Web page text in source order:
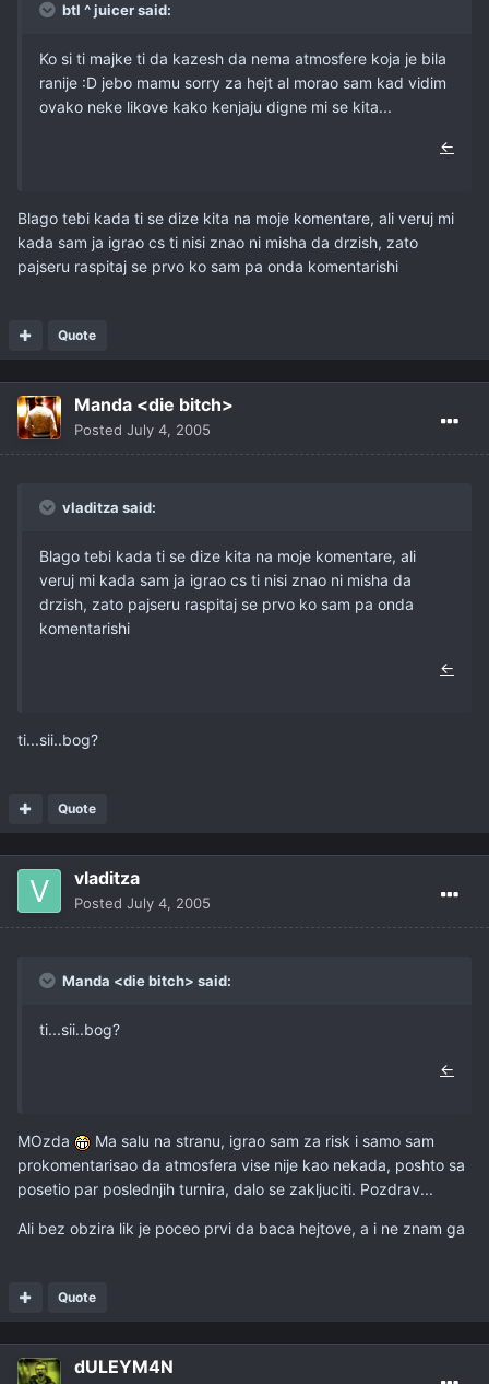
btl ^ juicer said:
Ko si ti majke ti da kazesh da nema atmosfere koja je bila
ranije :D jebo mamu sorry za hejt al morao sam kad vidim
ovako neke likove kako kenjaju digne mi se kita...
←
Blago tebi kada ti se dize kita na moje komentare, ali veruj mi
kada sam ja igrao cs ti nisi znao ni misha da drzish, zato
pajseru raspitaj se prvo ko sam pa onda komentarishi
Quote
Manda <die bitch>
Posted July 4, 2005
vladitza said:
Blago tebi kada ti se dize kita na moje komentare, ali
veruj mi kada sam ja igrao cs ti nisi znao ni misha da
drzish, zato pajseru raspitaj se prvo ko sam pa onda
komentarishi
←
ti...sii..bog?
Quote
vladitza
Posted July 4, 2005
Manda <die bitch> said:
ti...sii..bog?
←
MOzda
Ma salu na stranu, igrao sam za risk i samo sam
prokomentarisao da atmosfera vise nije kao nekada, poshto sa
posetio par poslednjih turnira, dalo se zakljuciti. Pozdrav...
Ali bez obzira lik je poceo prvi da baca hejtove, a i ne znam ga
Quote
dULEYM4N